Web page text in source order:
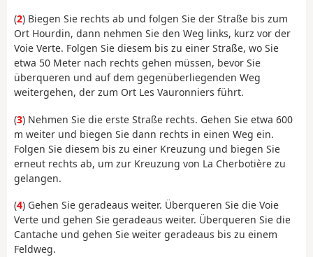
(2) Biegen Sie rechts ab und folgen Sie der Straße bis zum
Ort Hourdin, dann nehmen Sie den Weg links, kurz vor der
Voie Verte. Folgen Sie diesem bis zu einer Straße, wo Sie
etwa 50 Meter nach rechts gehen müssen, bevor Sie
überqueren und auf dem gegenüberliegenden Weg
weitergehen, der zum Ort Les Vauronniers führt.
(3) Nehmen Sie die erste Straße rechts. Gehen Sie etwa 600
m weiter und biegen Sie dann rechts in einen Weg ein.
Folgen Sie diesem bis zu einer Kreuzung und biegen Sie
erneut rechts ab, um zur Kreuzung von La Cherbotière zu
gelangen.
(4) Gehen Sie geradeaus weiter. Überqueren Sie die Voie
Verte und gehen Sie geradeaus weiter. Überqueren Sie die
Cantache und gehen Sie weiter geradeaus bis zu einem
Feldweg.